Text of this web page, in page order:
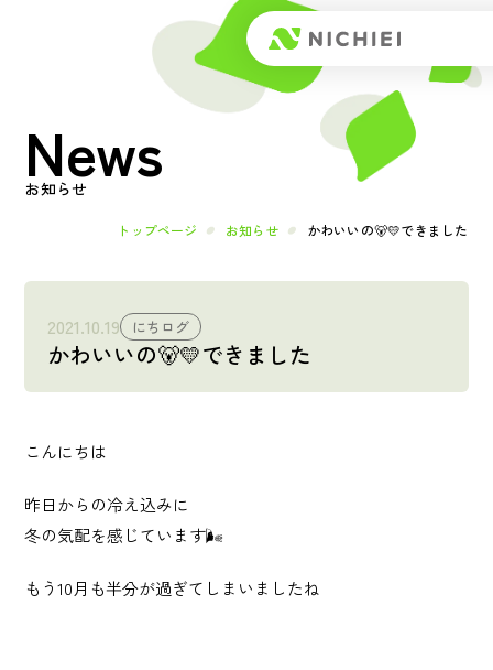
トップページ
About
メッセージ
会社概要
事業内容
産業廃棄物 収集運搬・中間処理業
砂利採取販売業
News
お知らせ
トップページ お知らせ かわいいの🐻💛できました
2021.10.19 にちログ
かわいいの🐻💛できました
こんにちは
昨日からの冷え込みに
冬の気配を感じています🌬
⁡もう10月も半分が過ぎてしまいましたね